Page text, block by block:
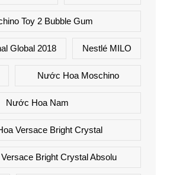
Toy 2 Bubble Gum
Global 2018 Nestlé MILO
Nước Hoa Moschino
Nước Hoa Nam
Versace Bright Crystal
Bright Crystal Absolu